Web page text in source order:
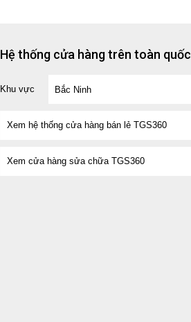
Hệ thống cửa hàng trên toàn quốc
Khu vực
Xem hệ thống cửa hàng bán lẻ TGS360
Xem cửa hàng sửa chữa TGS360